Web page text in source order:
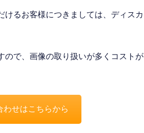
るお客様につきましては、ディスカ
ので、画像の取り扱いが多くコストが
わせはこちらから